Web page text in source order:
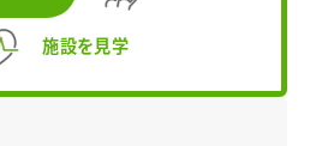
施設を見学